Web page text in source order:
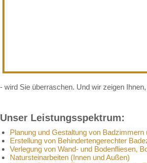
- wird Sie überraschen. Und wir zeigen
Unser Leistungsspektrum:
Planung und Gestaltung von Badzimmern
Erstellung von Behindertengerechter
Verlegung von Wand- und Bodenfliesen,
Natursteinarbeiten (Innen und Außen)